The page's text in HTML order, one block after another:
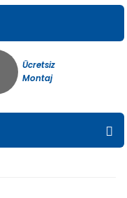
Ücretsiz
Montaj